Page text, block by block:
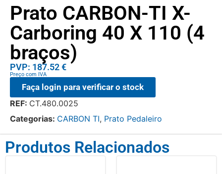
Prato CARBON-TI X-
Carboring 40 X 110 (4
braços)
PVP: 187.52 €
Preço com IVA
Faça login para verificar o stock
REF: CT.480.0025
Categorias: CARBON TI, Prato Pedaleiro
Produtos Relacionados